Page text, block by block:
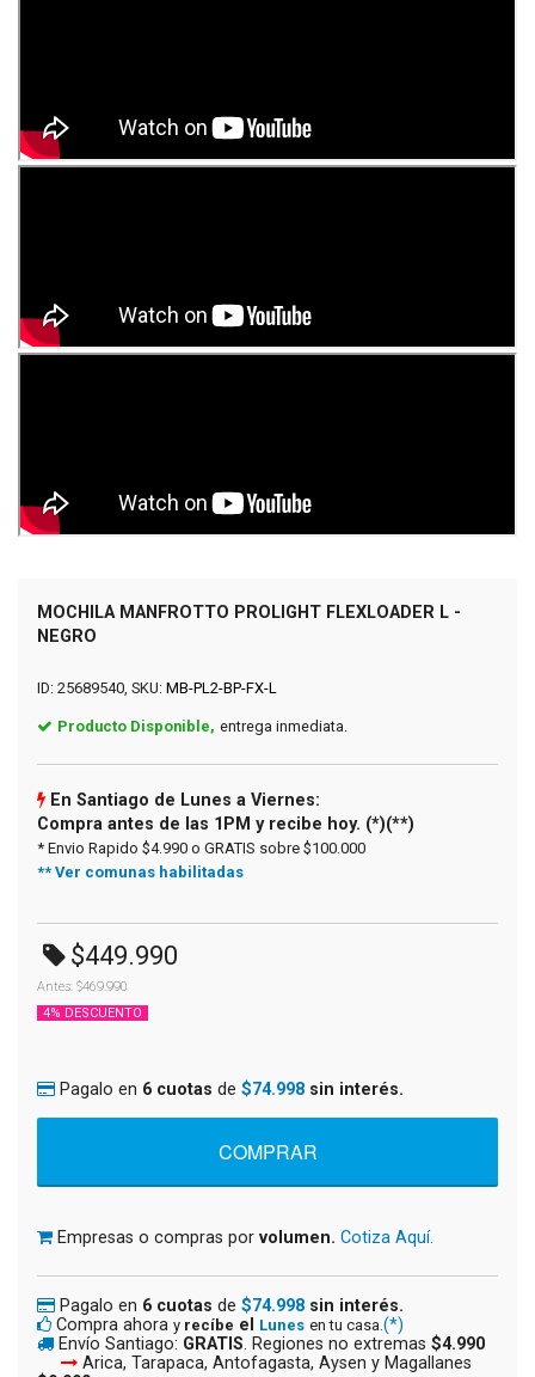
MOCHILA MANFROTTO PROLIGHT FLEXLOADER L -
NEGRO
ID: 25689540, SKU: MB-PL2-BP-FX-L
Producto Disponible, entrega inmediata.
En Santiago de Lunes a Viernes:
Compra antes de las 1PM y recibe hoy. (*)(**)
* Envio Rapido $4.990 o GRATIS sobre $100.000
** Ver comunas habilitadas
$449.990
Antes: $469.990
4% DESCUENTO
Pagalo en 6 cuotas de $74.998 sin interés.
Empresas o compras por volumen. Cotiza Aquí.
Pagalo en 6 cuotas de $74.998 sin interés.
Compra ahora y recíbe el Lunes en tu casa. (*)
Envío Santiago: GRATIS. Regiones no extremas $4.990
Arica, Tarapaca, Antofagasta, Aysen y Magallanes